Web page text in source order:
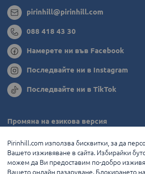
pirinhill@pirinhill.com
088 418 43 30
Намерете ни във Facebook
Последвайте ни в Instagram
Последвайте ни в TikTok
Промяна на езикова версия
Румъния
Гърция
Pirinhill.com използва бисквитки, за да
Вашето изживяване в сайта. Избирайки
можем да Ви предоставим по-добро
Вашето онлайн пазаруване. Блокирането